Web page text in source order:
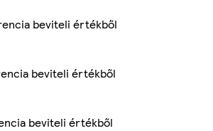
beviteli értékből
beviteli értékből
beviteli értékből